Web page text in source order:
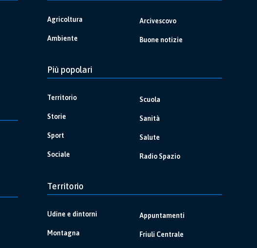
Agricoltura
Ambiente
Arcivescovo
Buone notizie
Più popolari
Territorio
Storie
Sport
Sociale
Scuola
Sanità
Salute
Radio Spazio
Territorio
Udine e dintorni
Montagna
Appuntamenti
Friuli Centrale